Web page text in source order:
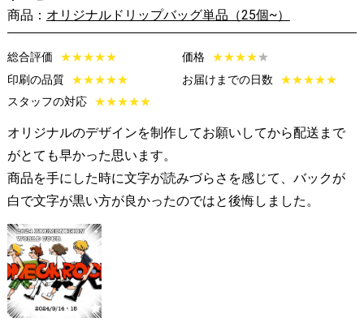
商品： オリジナルドリップバッグ単品（25個~）
総合評価 ★★★★★ 価格 ★★★★★
印刷の品質
★★★★★ お届けまでの日数 ★★★★★
スタッフの対応
★★★★★
オリジナルのデザインを制作してお願いしてから配送まで
がとても早かった思います。
商品を手にした時に文字が読みづらさを感じて、バックが
白で文字が黒い方が良かったのではと後悔しました。